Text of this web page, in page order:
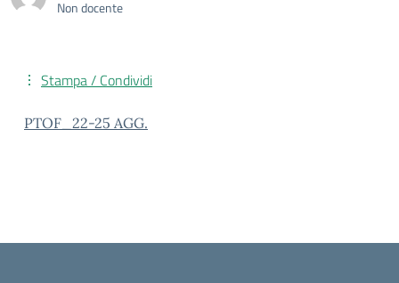
Non docente
Stampa / Condividi
PTOF_22-25 AGG.